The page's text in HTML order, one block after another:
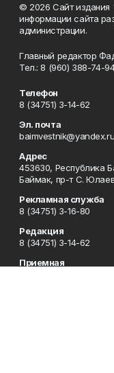
© 2026 Сайт издания
информации сайта
администрации.
Главный редактор
Тел.: 8 (960) 388-74-
Телефон
8 (34751) 3-14-62
Эл. почта
baimvestnik@yandex.ru
Адрес
453630, Республика
Баймак, пр-т С.
Рекламная служба
8 (34751) 3-16-80
Редакция
8 (34751) 3-14-62
Приемная